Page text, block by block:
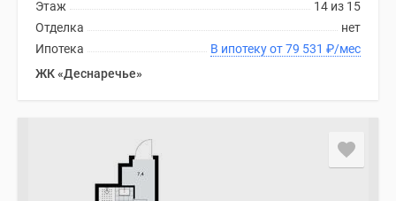
14 из 15
Этаж
нет
Отделка
В ипотеку от 79 531 ₽/мес
Ипотека
ЖК «Деснаречье»